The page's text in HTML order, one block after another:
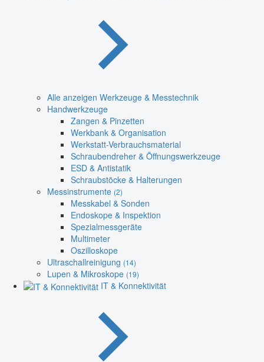
Alle anzeigen Werkzeuge & Messtechnik
Handwerkzeuge
Zangen & Pinzetten
Werkbank & Organisation
Werkstatt-Verbrauchsmaterial
Schraubendreher & Öffnungswerkzeuge
ESD & Antistatik
Schraubstöcke & Halterungen
Messinstrumente (2)
Messkabel & Sonden
Endoskope & Inspektion
Spezialmessgeräte
Multimeter
Oszilloskope
Ultraschallreinigung (14)
Lupen & Mikroskope (19)
IT & Konnektivität